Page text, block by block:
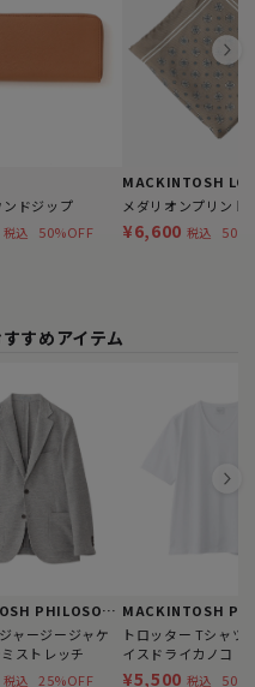
ドジップ
税込 50%OFF
MACKINTOSH
メダリオンプリント
¥6,600 税込
すめアイテム
MACKINTOSH PHILOSOPHY
ャージージャケ
ストレッチ
税込 25%OFF
トロッター Tシャツ
イスドライカノコ
¥5,500 税込